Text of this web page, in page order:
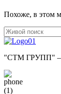
Похоже, в этом
"СТМ ГРУПП" –